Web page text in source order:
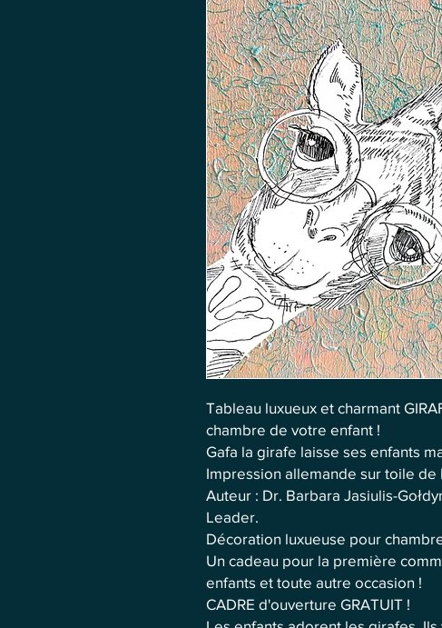
Tableau luxueux et charmant
chambre de votre enfant !
Gafa la girafe laisse ses enfants
Impression allemande sur toile de
Auteur : Dr. Barbara Jasiulis-
Leader.
Décoration luxueuse pour
Un cadeau pour la première
enfants et toute autre occasion !
CADRE d'ouverture GRATUIT !